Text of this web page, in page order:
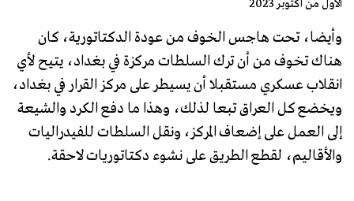
الأول من اكتوبر 2023
وأيضا، تحت هاجس الخوف من عودة الدكتاتورية، كان
هناك تخوف من أن ترك السلطات مركزة في بغداد، يتيح لأي
انقلاب عسكري مستقبلا أن يسيطر على مركز القرار في بغداد،
ويخضع كل العراق تبعا لذلك، وهذا ما دفع الكرد والشيعة
إلى العمل على إضعاف المركز، ونقل السلطات للفيدراليات
والأقاليم، لقطع الطريق على نشوء دكتاتوريات لاحقة.